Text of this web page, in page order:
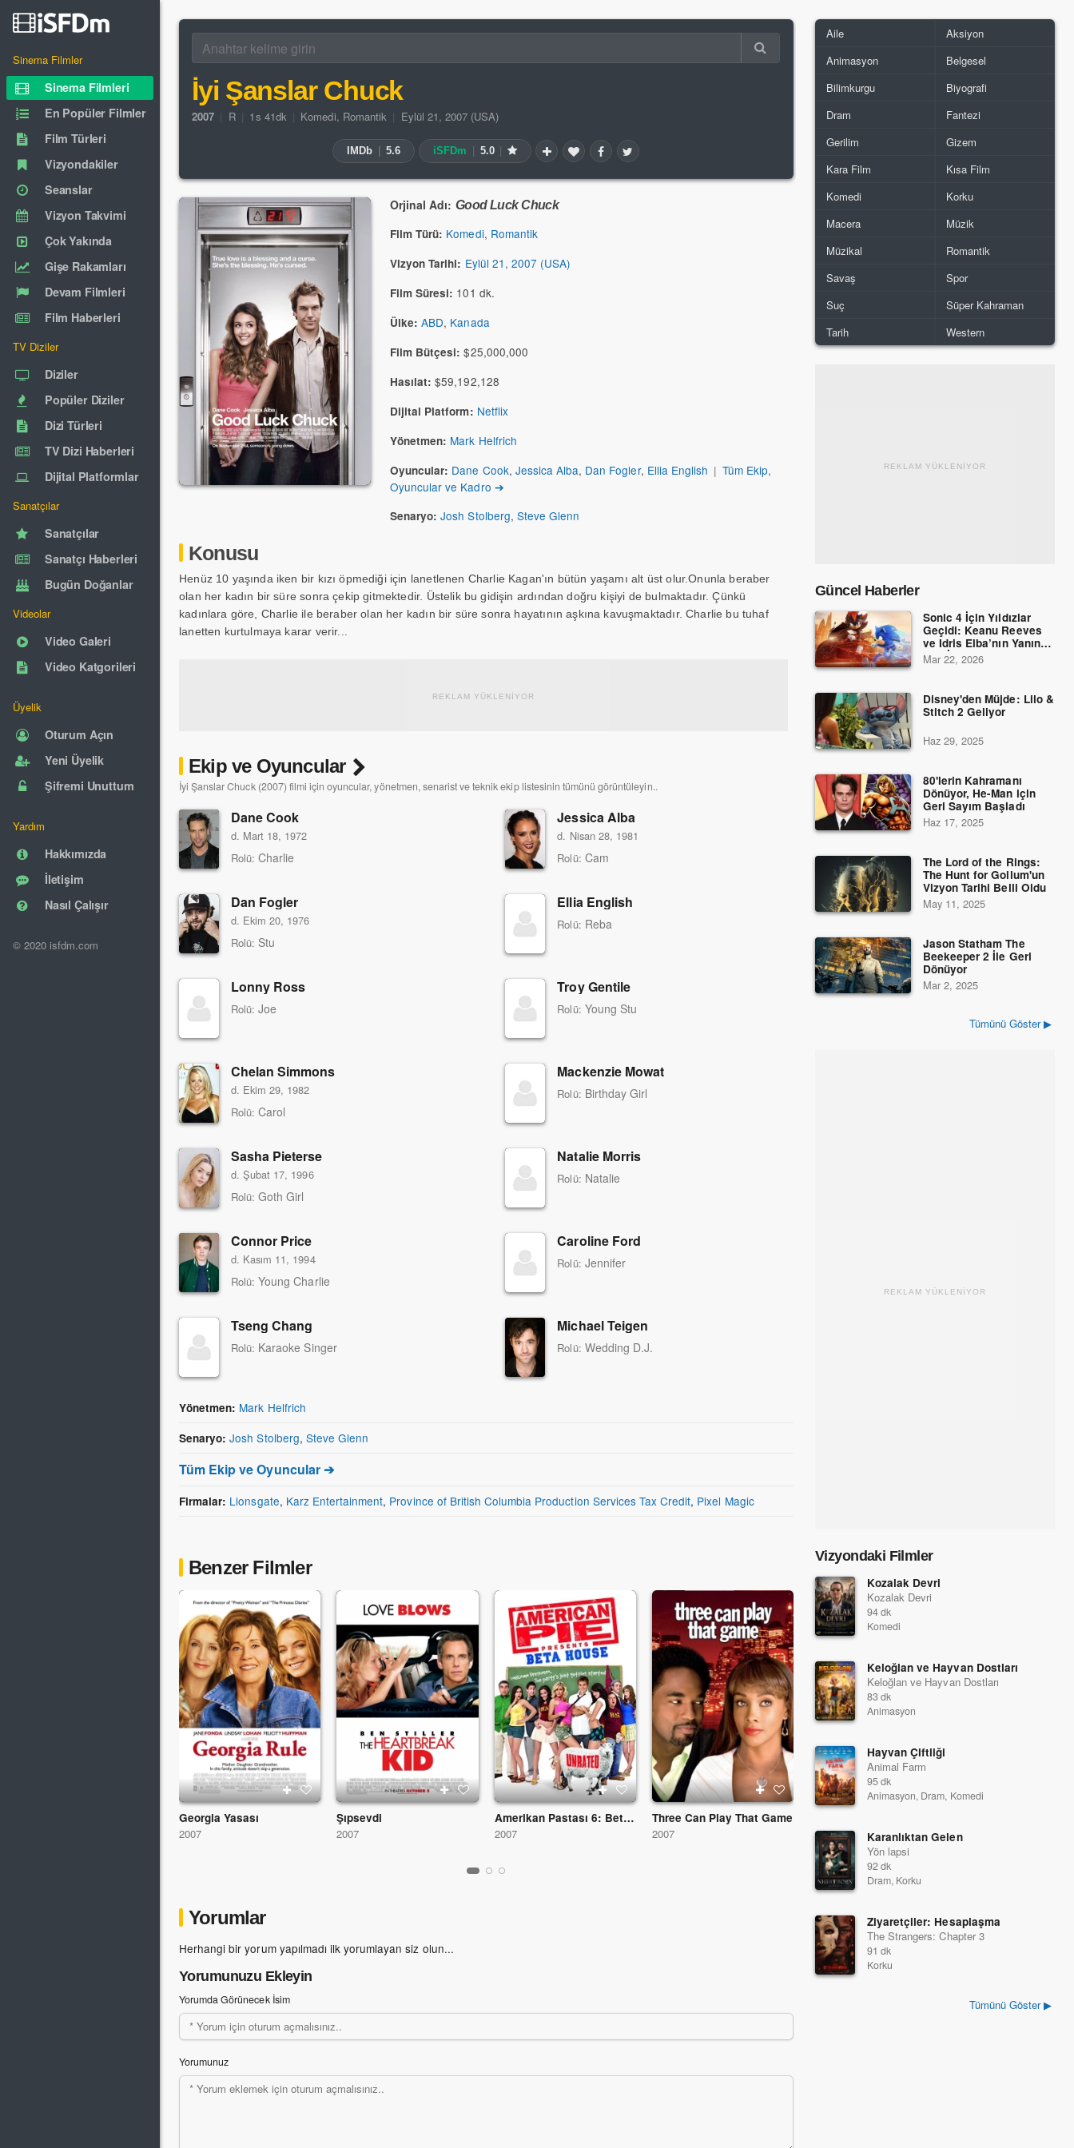
Sinema Filmler
Sinema Filmleri
En Popüler Filmler
Film Türleri
Vizyondakiler
Seanslar
Vizyon Takvimi
Çok Yakında
Gişe Rakamları
Devam Filmleri
Film Haberleri
TV Diziler
Diziler
Popüler Diziler
Dizi Türleri
TV Dizi Haberleri
Dijital Platformlar
Sanatçılar
Sanatçılar
Sanatçı Haberleri
Bugün Doğanlar
Videolar
Video Galeri
Video Katgorileri
Üyelik
Oturum Açın
Yeni Üyelik
Şifremi Unuttum
Yardım
Hakkımızda
İletişim
Nasıl Çalışır
© 2020 isfdm.com
İyi Şanslar Chuck
2007 R 1s 41dk Komedi, Romantik Eylül 21, 2007 (USA)
IMDb 5.6 iSFDm 5.0
Orjinal Adı: Good Luck Chuck
Film Türü: Komedi, Romantik
Vizyon Tarihi: Eylül 21, 2007 (USA)
Film Süresi: 101 dk.
Ülke: ABD, Kanada
Film Bütçesi: $25,000,000
Hasılat: $59,192,128
Dijital Platform: Netflix
Yönetmen: Mark Helfrich
Oyuncular: Dane Cook, Jessica Alba, Dan Fogler, Ellia English | Tüm Ekip,
Oyuncular ve Kadro ➔
Senaryo: Josh Stolberg, Steve Glenn
Konusu
Henüz 10 yaşında iken bir kızı öpmediği için lanetlenen Charlie Kagan'ın bütün yaşamı alt üst olur.Onunla beraber
olan her kadın bir süre sonra çekip gitmektedir. Üstelik bu gidişin ardından doğru kişiyi de bulmaktadır. Çünkü
kadınlara göre, Charlie ile beraber olan her kadın bir süre sonra hayatının aşkına kavuşmaktadır. Charlie bu tuhaf
lanetten kurtulmaya karar verir...
REKLAM YÜKLENİYOR
Ekip ve Oyuncular
İyi Şanslar Chuck (2007) filmi için oyuncular, yönetmen, senarist ve teknik ekip listesinin tümünü görüntüleyin..
Dane Cook
d. Mart 18, 1972
Rolü: Charlie
Jessica Alba
d. Nisan 28, 1981
Rolü: Cam
Dan Fogler
d. Ekim 20, 1976
Rolü: Stu
Ellia English
Rolü: Reba
Lonny Ross
Rolü: Joe
Troy Gentile
Rolü: Young Stu
Chelan Simmons
d. Ekim 29, 1982
Rolü: Carol
Mackenzie Mowat
Rolü: Birthday Girl
Sasha Pieterse
d. Şubat 17, 1996
Rolü: Goth Girl
Natalie Morris
Rolü: Natalie
Connor Price
d. Kasım 11, 1994
Rolü: Young Charlie
Caroline Ford
Rolü: Jennifer
Tseng Chang
Rolü: Karaoke Singer
Michael Teigen
Rolü: Wedding D.J.
Yönetmen: Mark Helfrich
Senaryo: Josh Stolberg, Steve Glenn
Tüm Ekip ve Oyuncular ➔
Firmalar: Lionsgate, Karz Entertainment, Province of British Columbia Production Services Tax Credit, Pixel Magic
Benzer Filmler
Georgia Yasası
2007
Şıpsevdi
2007
Amerikan Pastası 6: Beta House
2007
Three Can Play That Game
2007
2007
Yorumlar
Herhangi bir yorum yapılmadı ilk yorumlayan siz olun...
Yorumunuzu Ekleyin
Yorumda Görünecek İsim
Yorumunuz
Aile
Aksiyon
Animasyon
Belgesel
Bilimkurgu
Biyografi
Dram
Fantezi
Gerilim
Gizem
Kara Film
Kısa Film
Komedi
Korku
Macera
Müzik
Müzikal
Romantik
Savaş
Spor
Suç
Süper Kahraman
Tarih
Western
REKLAM YÜKLENİYOR
Güncel Haberler
Sonic 4 İçin Yıldızlar
Geçidi: Keanu Reeves
ve Idris Elba’nın Yanına
Dev İsimler Katıldı!
Mar 22, 2026
Disney'den Müjde: Lilo &
Stitch 2 Geliyor
Haz 29, 2025
80'lerin Kahramanı
Dönüyor, He-Man için
Geri Sayım Başladı
Haz 17, 2025
The Lord of the Rings:
The Hunt for Gollum'un
Vizyon Tarihi Belli Oldu
May 11, 2025
Jason Statham The
Beekeeper 2 İle Geri
Dönüyor
Mar 2, 2025
Tümünü Göster ▶
REKLAM YÜKLENİYOR
Vizyondaki Filmler
Kozalak Devri
Kozalak Devri
94 dk
Komedi
Keloğlan ve Hayvan Dostları
Keloğlan ve Hayvan Dostları
83 dk
Animasyon
Hayvan Çiftliği
Animal Farm
95 dk
Animasyon, Dram, Komedi
Karanlıktan Gelen
Yön lapsi
92 dk
Dram, Korku
Ziyaretçiler: Hesaplaşma
The Strangers: Chapter 3
91 dk
Korku
Tümünü Göster ▶